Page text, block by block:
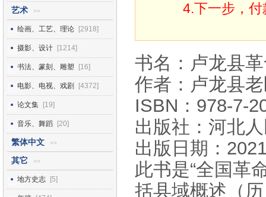
艺术 >>
绘画、工艺、理论 [2918]
摄影、设计 [1214]
书法、篆刻、雕塑 [16]
电影、电视、戏剧 [4372]
论文集 [19]
音乐、舞蹈 [20]
繁体中文 >>
其它 >>
地方史志 [5]
4.下一步，
书名：卢龙县
作者：卢龙县
ISBN：978-7-
出版社：河北
出版日期：
此书是“全国革
括县域概述（